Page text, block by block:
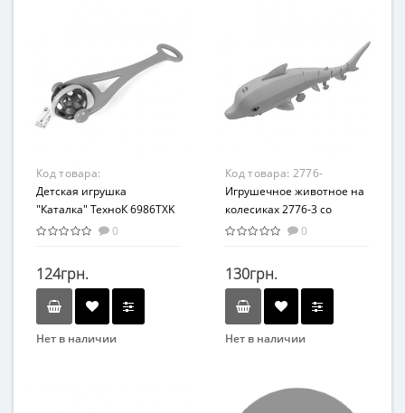
От 2-х лет
Возрастная группа
Пластик
Код товара:
6986TXK(Blue)
Детская игрушка
"Каталка" ТехноК 6986TXK
(Синий)
0
124грн.
Нет в наличии
Код товара: 2776-
3(Green)
Игрушечное животное на
колесиках 2776-3 со
световыми эффектами
0
130грн.
Нет в наличии